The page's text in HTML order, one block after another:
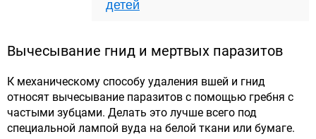
детей
Вычесывание гнид и мертвых паразитов
К механическому способу удаления вшей и гнид
относят вычесывание паразитов с помощью гребня с
частыми зубцами. Делать это лучше всего под
специальной лампой вуда на белой ткани или бумаге.